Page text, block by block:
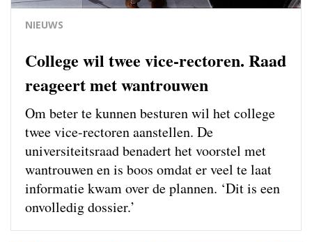
NIEUWS
College wil twee vice-rectoren. Raad
reageert met wantrouwen
Om beter te kunnen besturen wil het college
twee vice-rectoren aanstellen. De
universiteitsraad benadert het voorstel met
wantrouwen en is boos omdat er veel te laat
informatie kwam over de plannen. ‘Dit is een
onvolledig dossier.’